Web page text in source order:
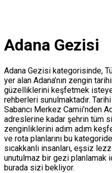
Adana Gezisi
Adana Gezisi kategorisinde,
yer alan Adana’nın zengin
güzelliklerini keşfetmek
rehberleri sunulmaktadır.
Sabancı Merkez Camii’nden
adreslerine kadar şehrin tüm
zenginliklerini adım adım
ve rota planlarını bu
sıcakkanlı insanları, eşsiz
unutulmaz bir gezi planlamak
burada sizi bekliyor.